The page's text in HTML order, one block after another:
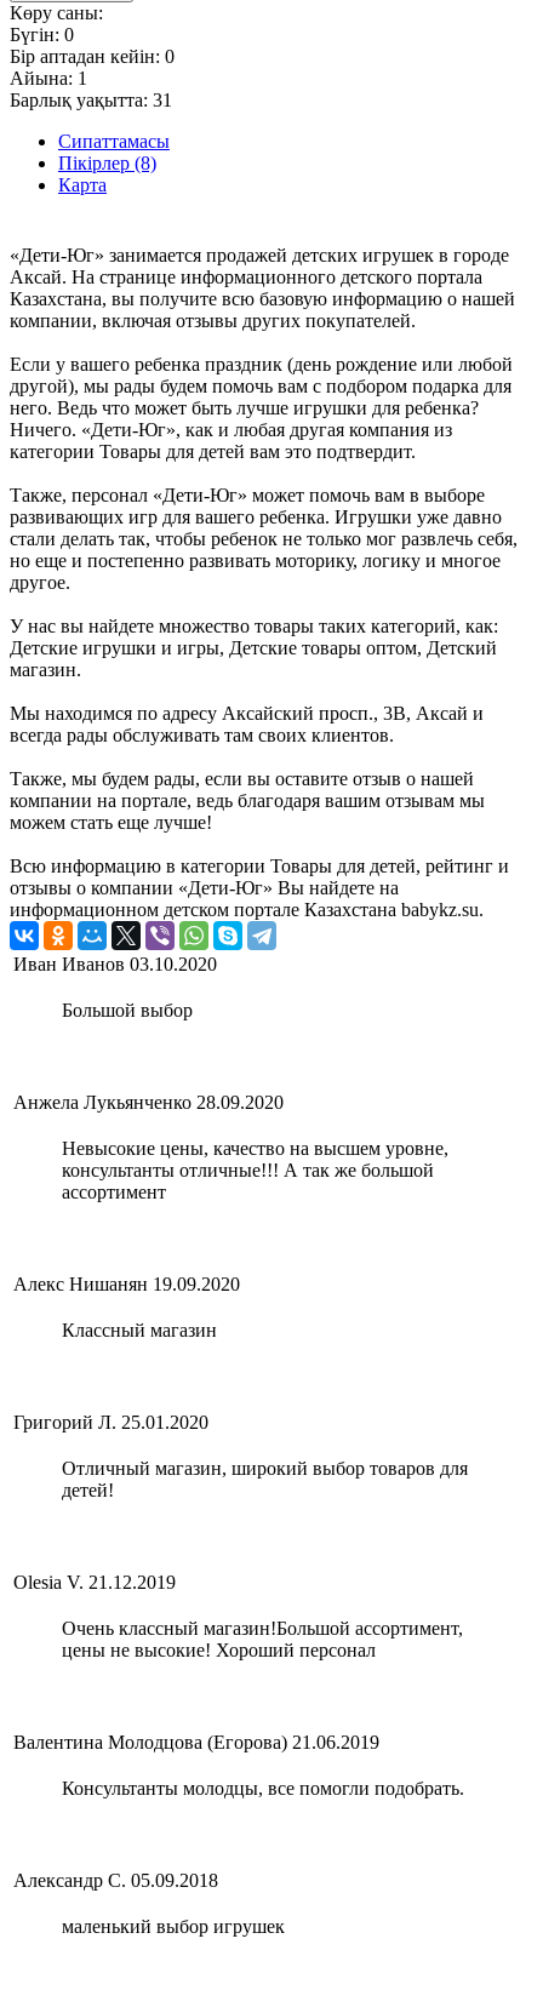
Көру саны:
Бүгін: 0
Бір аптадан кейін: 0
Айына: 1
Барлық уақытта: 31
Сипаттамасы
Пікірлер (8)
Карта
«Дети-Юг» занимается продажей детских игрушек в городе
Аксай. На странице информационного детского портала
Казахстана, вы получите всю базовую информацию о нашей
компании, включая отзывы других покупателей.
Если у вашего ребенка праздник (день рождение или любой
другой), мы рады будем помочь вам с подбором подарка для
него. Ведь что может быть лучше игрушки для ребенка?
Ничего. «Дети-Юг», как и любая другая компания из
категории Товары для детей вам это подтвердит.
Также, персонал «Дети-Юг» может помочь вам в выборе
развивающих игр для вашего ребенка. Игрушки уже давно
стали делать так, чтобы ребенок не только мог развлечь себя,
но еще и постепенно развивать моторику, логику и многое
другое.
У нас вы найдете множество товары таких категорий, как:
Детские игрушки и игры, Детские товары оптом, Детский
магазин.
Мы находимся по адресу Аксайский просп., 3В, Аксай и
всегда рады обслуживать там своих клиентов.
Также, мы будем рады, если вы оставите отзыв о нашей
компании на портале, ведь благодаря вашим отзывам мы
можем стать еще лучше!
Всю информацию в категории Товары для детей, рейтинг и
отзывы о компании «Дети-Юг» Вы найдете на
информационном детском портале Казахстана babykz.su.
Иван Иванов 03.10.2020
Большой выбор
Анжела Лукьянченко 28.09.2020
Невысокие цены, качество на высшем уровне,
консультанты отличные!!! А так же большой
ассортимент
Алекс Нишанян 19.09.2020
Классный магазин
Григорий Л. 25.01.2020
Отличный магазин, широкий выбор товаров для
детей!
Olesia V. 21.12.2019
Очень классный магазин!Большой ассортимент,
цены не высокие! Хороший персонал
Валентина Молодцова (Егорова) 21.06.2019
Консультанты молодцы, все помогли подобрать.
Александр С. 05.09.2018
маленький выбор игрушек